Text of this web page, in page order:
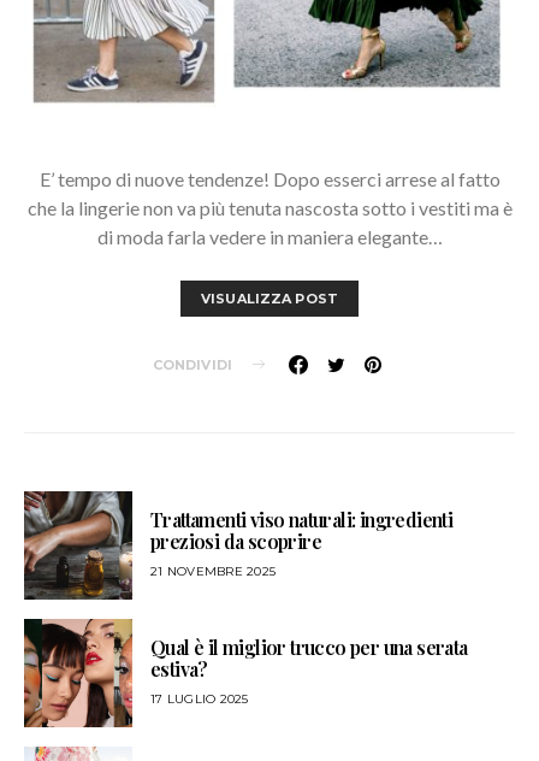
E’ tempo di nuove tendenze! Dopo esserci arrese al fatto
che la lingerie non va più tenuta nascosta sotto i vestiti ma è
di moda farla vedere in maniera elegante…
VISUALIZZA POST
CONDIVIDI
Trattamenti viso naturali: ingredienti
preziosi da scoprire
21 NOVEMBRE 2025
Qual è il miglior trucco per una serata
estiva?
17 LUGLIO 2025